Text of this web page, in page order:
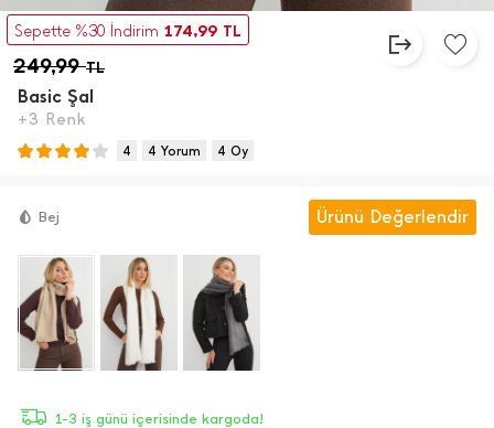
Sepette %30 İndirim 174,99 TL
249,99TL
Basic Şal
+3 Renk
4 4 Yorum 4 Oy
Bej Ürünü Değerlendir
1-3 iş günü içerisinde kargoda!